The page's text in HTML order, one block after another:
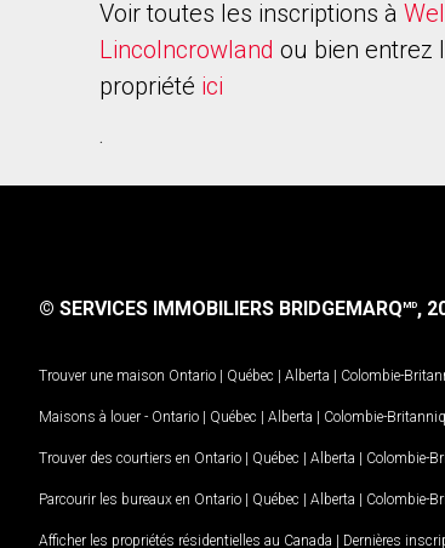
Voir toutes les inscriptions à
Lincolncrowland ou bien entrez
propriété ici
.
© SERVICES IMMOBILIERS BRIDGEMARQMD,
Trouver une maison Ontario | Québec | Alberta | Colombie-
Maisons à louer - Ontario | Québec | Alberta | Colombie-
Trouver des courtiers en Ontario | Québec | Alberta | Colombie-
Parcourir les bureaux en Ontario | Québec | Alberta | Colombie-
Afficher les propriétés résidentielles au Canada | Dernières